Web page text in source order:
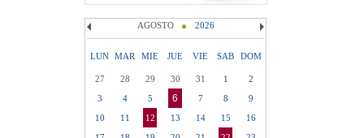
AGOSTO 2026
LUN MAR MIE JUE VIE SAB DOM
27 28 29 30 31 1
2
3
4 5 6 7 8
9
10
11 12 13 14 15
16